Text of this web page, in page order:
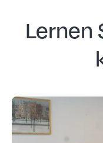
Lernen
For Life. For